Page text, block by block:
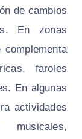
de cambios
En zonas
faroles
En algunas
actividades
musicales,